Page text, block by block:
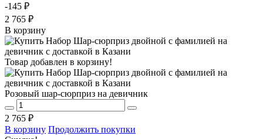
-145 ₽
2 765 ₽
В корзину
Товар добавлен в корзину!
Розовый шар-сюрприз на девичник
2 765 ₽
В корзину Продолжить покупки